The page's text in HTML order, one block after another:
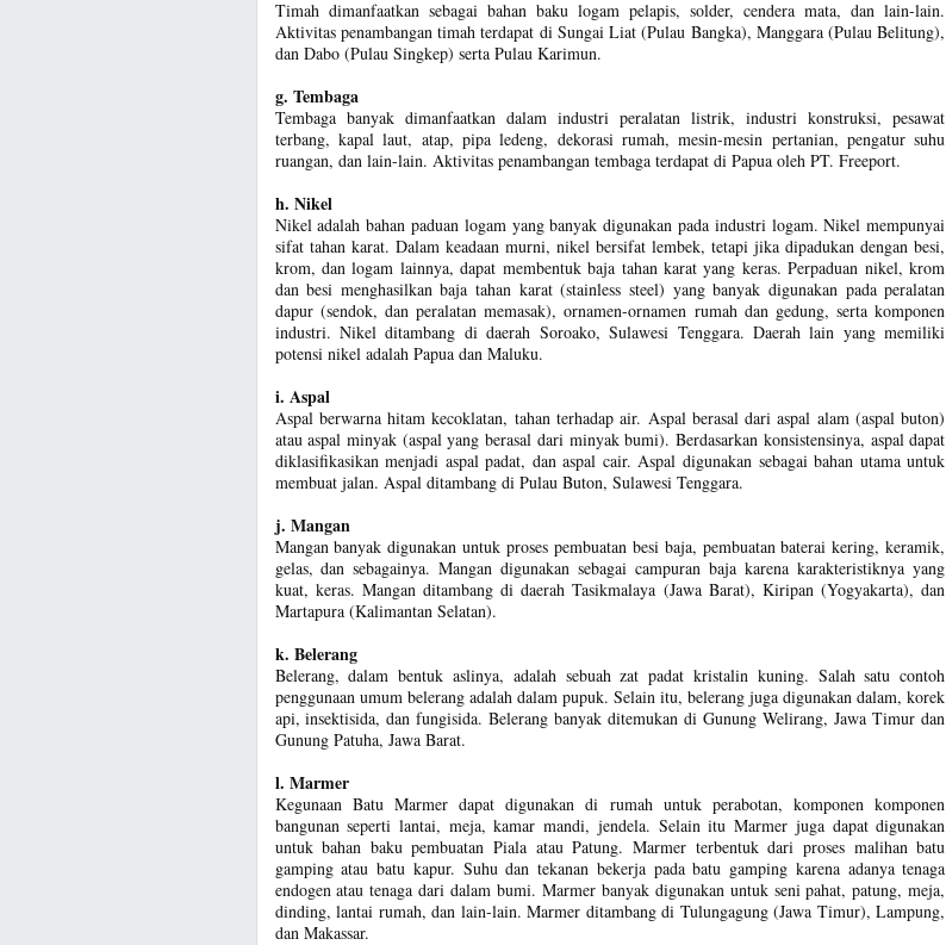
Timah dimanfaatkan sebagai bahan baku logam pelapis, solder, cendera mata, dan lain-lain.
Aktivitas penambangan timah terdapat di Sungai Liat (Pulau Bangka), Manggara (Pulau Belitung),
dan Dabo (Pulau Singkep) serta Pulau Karimun.
g. Tembaga
Tembaga banyak dimanfaatkan dalam industri peralatan listrik, industri konstruksi, pesawat
terbang, kapal laut, atap, pipa ledeng, dekorasi rumah, mesin-mesin pertanian, pengatur suhu
ruangan, dan lain-lain. Aktivitas penambangan tembaga terdapat di Papua oleh PT. Freeport.
h. Nikel
Nikel adalah bahan paduan logam yang banyak digunakan pada industri logam. Nikel mempunyai
sifat tahan karat. Dalam keadaan murni, nikel bersifat lembek, tetapi jika dipadukan dengan besi,
krom, dan logam lainnya, dapat membentuk baja tahan karat yang keras. Perpaduan nikel, krom
dan besi menghasilkan baja tahan karat (stainless steel) yang banyak digunakan pada peralatan
dapur (sendok, dan peralatan memasak), ornamen-ornamen rumah dan gedung, serta komponen
industri. Nikel ditambang di daerah Soroako, Sulawesi Tenggara. Daerah lain yang memiliki
potensi nikel adalah Papua dan Maluku.
i. Aspal
Aspal berwarna hitam kecoklatan, tahan terhadap air. Aspal berasal dari aspal alam (aspal buton)
atau aspal minyak (aspal yang berasal dari minyak bumi). Berdasarkan konsistensinya, aspal dapat
diklasifikasikan menjadi aspal padat, dan aspal cair. Aspal digunakan sebagai bahan utama untuk
membuat jalan. Aspal ditambang di Pulau Buton, Sulawesi Tenggara.
j. Mangan
Mangan banyak digunakan untuk proses pembuatan besi baja, pembuatan baterai kering, keramik,
gelas, dan sebagainya. Mangan digunakan sebagai campuran baja karena karakteristiknya yang
kuat, keras. Mangan ditambang di daerah Tasikmalaya (Jawa Barat), Kiripan (Yogyakarta), dan
Martapura (Kalimantan Selatan).
k. Belerang
Belerang, dalam bentuk aslinya, adalah sebuah zat padat kristalin kuning. Salah satu contoh
penggunaan umum belerang adalah dalam pupuk. Selain itu, belerang juga digunakan dalam, korek
api, insektisida, dan fungisida. Belerang banyak ditemukan di Gunung Welirang, Jawa Timur dan
Gunung Patuha, Jawa Barat.
l. Marmer
Kegunaan Batu Marmer dapat digunakan di rumah untuk perabotan, komponen komponen
bangunan seperti lantai, meja, kamar mandi, jendela. Selain itu Marmer juga dapat digunakan
untuk bahan baku pembuatan Piala atau Patung. Marmer terbentuk dari proses malihan batu
gamping atau batu kapur. Suhu dan tekanan bekerja pada batu gamping karena adanya tenaga
endogen atau tenaga dari dalam bumi. Marmer banyak digunakan untuk seni pahat, patung, meja,
dinding, lantai rumah, dan lain-lain. Marmer ditambang di Tulungagung (Jawa Timur), Lampung,
dan Makassar.